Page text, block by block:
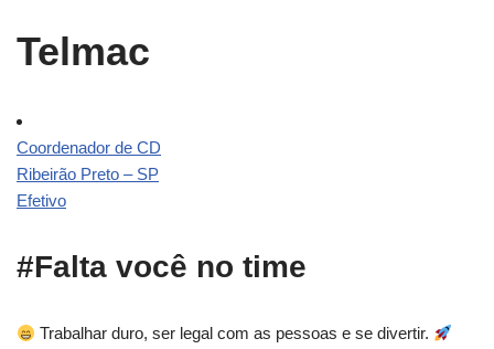
Telmac
Coordenador de CD
Ribeirão Preto – SP
Efetivo
#Falta você no time
Trabalhar duro, ser legal com as pessoas e se divertir.